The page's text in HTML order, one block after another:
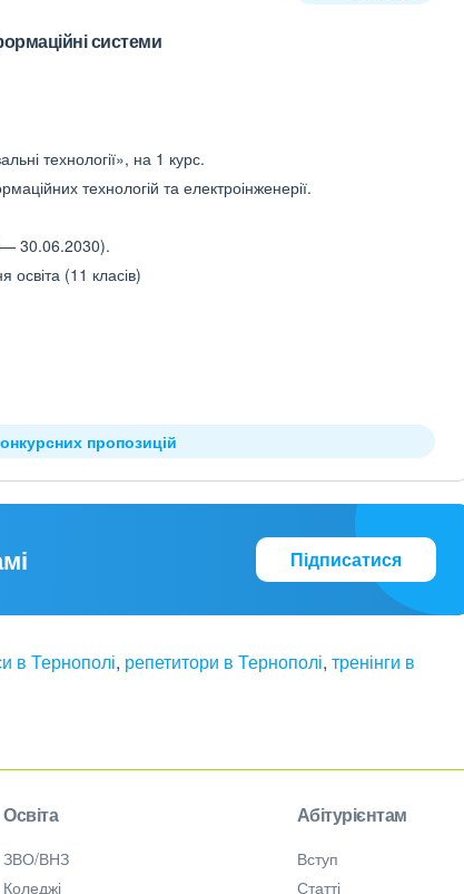
системи
технології», на 1 курс.
технологій та електроінженерії.
— 30.06.2030).
(11 класів)
пропозицій
Підписатися
в Тернополі, репетитори в Тернополі, тренінги в
Освіта
ЗВО/ВНЗ
Коледжі
Абітурієнтам
Вступ
Статті